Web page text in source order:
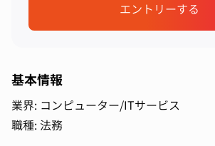
エントリーする
基本情報
業界: コンピューター/ITサービス
職種: 法務